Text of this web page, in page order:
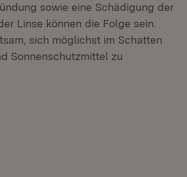
sowie eine Schädigung der
Linse können die Folge sein.
sich möglichst im Schatten
Sonnenschutzmittel zu